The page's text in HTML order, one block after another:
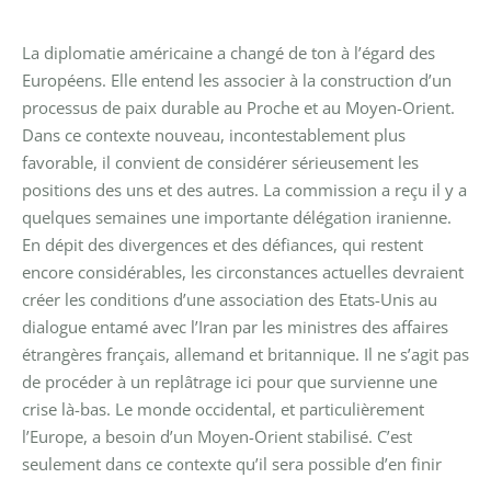
La diplomatie américaine a changé de ton à l’égard des
Européens. Elle entend les associer à la construction d’un
processus de paix durable au Proche et au Moyen-Orient.
Dans ce contexte nouveau, incontestablement plus
favorable, il convient de considérer sérieusement les
positions des uns et des autres. La commission a reçu il y a
quelques semaines une importante délégation iranienne.
En dépit des divergences et des défiances, qui restent
encore considérables, les circonstances actuelles devraient
créer les conditions d’une association des Etats-Unis au
dialogue entamé avec l’Iran par les ministres des affaires
étrangères français, allemand et britannique. Il ne s’agit pas
de procéder à un replâtrage ici pour que survienne une
crise là-bas. Le monde occidental, et particulièrement
l’Europe, a besoin d’un Moyen-Orient stabilisé. C’est
seulement dans ce contexte qu’il sera possible d’en finir